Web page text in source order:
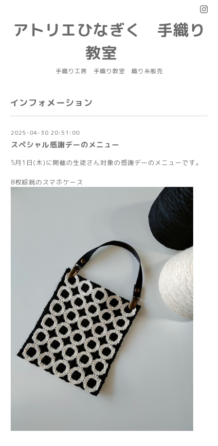
アトリエひなぎく 手織り
教室
手織り工房 手織り教室 織り糸販売
インフォメーション
2025-04-30 20:51:00
スペシャル感謝デーのメニュー
5月1日(木)に開催の生徒さん対象の感謝デーのメニューです。
8枚綜絖のスマホケース